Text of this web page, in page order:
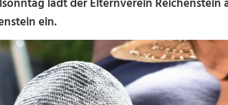
lädt der Elternverein Reichenstein
ein.